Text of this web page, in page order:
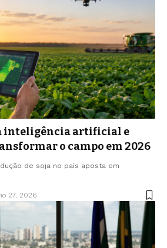
inteligência artificial e
o campo em 2026
de soja no país aposta em
27, 2026